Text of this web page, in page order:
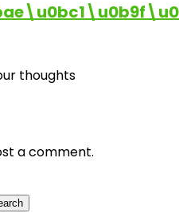
thoughts
a comment.